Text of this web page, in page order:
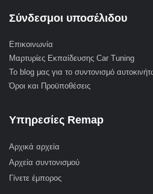
Σύνδεσμοι υποσέλιδου
Επικοινωνία
Μαρτυρίες Εκπαίδευσης Car Tuning
Το blog μας για το συντονισμό
Όροι και Προϋποθέσεις
Υπηρεσίες Remap
Αρχικά αρχεία
Αρχεία συντονισμού
Γίνετε έμπορος